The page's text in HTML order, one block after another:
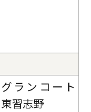
グランコート
東習志野